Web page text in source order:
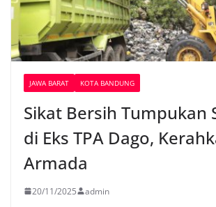
JAWA BARAT KOTA BANDUNG
Sikat Bersih Tumpukan
di Eks TPA Dago,
Armada
20/11/2025 admin